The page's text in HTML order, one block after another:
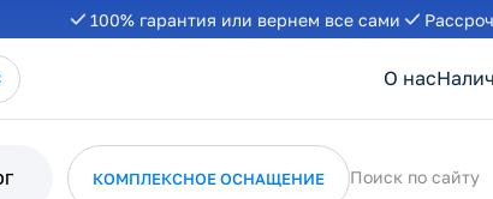
100% гарантия или вернем все сами
О нас
КОМПЛЕКСНОЕ ОСНАЩЕНИЕ Поиск по сайту